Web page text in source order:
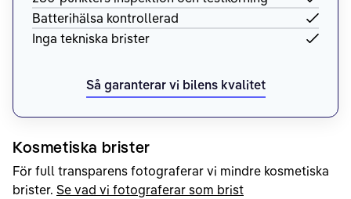
Batterihälsa kontrollerad
Inga tekniska brister
Så garanterar vi bilens kvalitet
Kosmetiska brister
För full transparens fotograferar vi mindre kosmetiska
brister. Se vad vi fotograferar som brist